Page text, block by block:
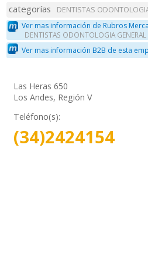
categorías
DENTISTAS
Ver mas información de Rubros
DENTISTAS ODONTOLOGIA GENERAL
Ver mas información B2B de esta
Las Heras 650
Los Andes, Región V
Teléfono(s):
(34)2424154